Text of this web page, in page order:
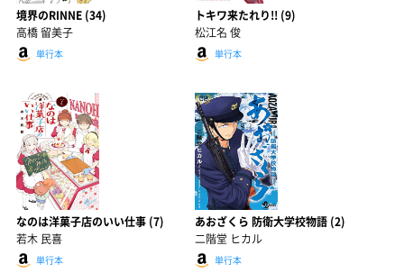
境界のRINNE (34)
高橋 留美子
単行本
トキワ来たれり!! (9)
松江名 俊
単行本
なのは洋菓子店のいい仕事 (7)
若木 民喜
単行本
あおざくら 防衛大学校物語 (2)
二階堂 ヒカル
単行本